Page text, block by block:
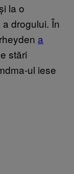
la o
drogului. În
a
stări
ul iese